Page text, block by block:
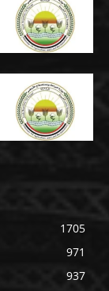
1705
971
937